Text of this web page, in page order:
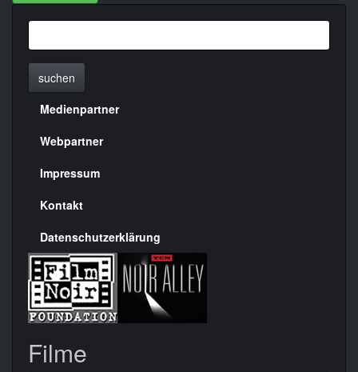
suchen
Menülinks
rechte
Seite
Medienpartner
Webpartner
Impressum
Kontakt
Datenschutzerklärung
Filme